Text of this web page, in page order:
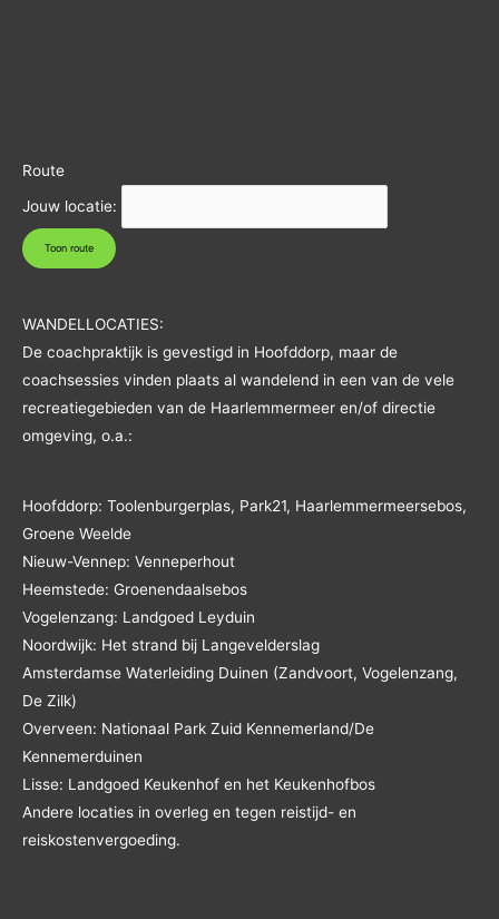
Route
Jouw locatie:
WANDELLOCATIES:
De coachpraktijk is gevestigd in Hoofddorp, maar de
coachsessies vinden plaats al wandelend in een van de vele
recreatiegebieden van de Haarlemmermeer en/of directie
omgeving, o.a.:
Hoofddorp: Toolenburgerplas, Park21, Haarlemmermeersebos,
Groene Weelde
Nieuw-Vennep: Venneperhout
Heemstede: Groenendaalsebos
Vogelenzang: Landgoed Leyduin
Noordwijk: Het strand bij Langevelderslag
Amsterdamse Waterleiding Duinen (Zandvoort, Vogelenzang,
De Zilk)
Overveen: Nationaal Park Zuid Kennemerland/De
Kennemerduinen
Lisse: Landgoed Keukenhof en het Keukenhofbos
Andere locaties in overleg en tegen reistijd- en
reiskostenvergoeding.